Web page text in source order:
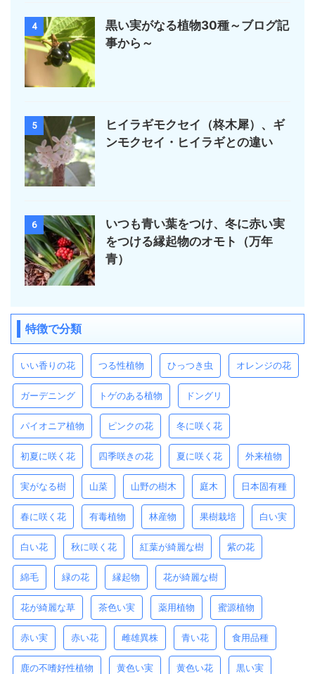
4
黒い実がなる植物30種～ブログ記
事から～
5
ヒイラギモクセイ（柊木犀）、ギ
ンモクセイ・ヒイラギとの違い
6
いつも青い葉をつけ、冬に赤い実
をつける縁起物のオモト（万年
青）
特徴で分類
いい香りの花 つる性植物 ひっつき虫 オレンジの花
ガーデニング トゲのある植物 ドングリ
パイオニア植物 ピンクの花 冬に咲く花
初夏に咲く花 四季咲きの花 夏に咲く花 外来植物
実がなる樹 山菜 山野の樹木 庭木 日本固有種
春に咲く花 有毒植物 林産物 果樹栽培 白い実
白い花 秋に咲く花 紅葉が綺麗な樹 紫の花
綿毛 緑の花 縁起物 花が綺麗な樹
花が綺麗な草 茶色い実 薬用植物 蜜源植物
赤い実 赤い花 雌雄異株 青い花 食用品種
鹿の不嗜好性植物 黄色い実 黄色い花 黒い実